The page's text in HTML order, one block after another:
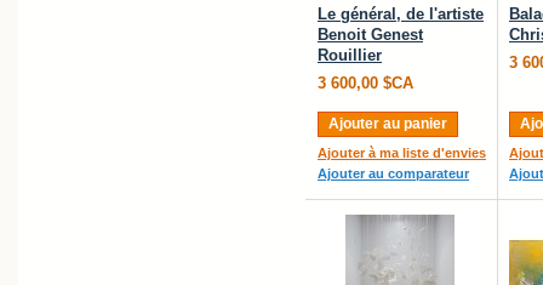
Le général, de l'artiste
Benoit Genest
Rouillier
3 600,00 $CA
Ajouter au panier
Ajouter à ma liste d'envies
Ajouter au comparateur
3